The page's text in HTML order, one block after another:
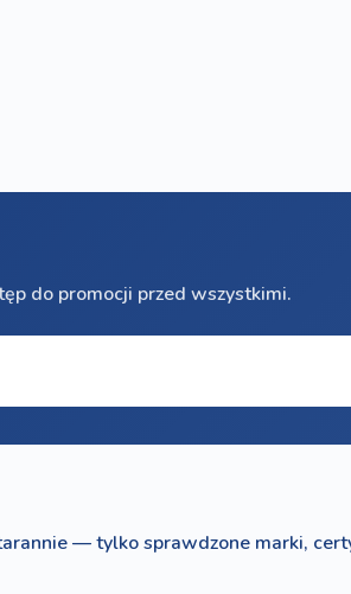
do promocji przed wszystkimi.
— tylko sprawdzone marki,